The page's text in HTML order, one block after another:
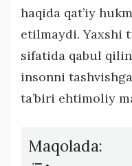
haqida qat’iy
etilmaydi. Yaxshi
sifatida qabul
insonni
ta’biri ehtimoliy
Maqolada: